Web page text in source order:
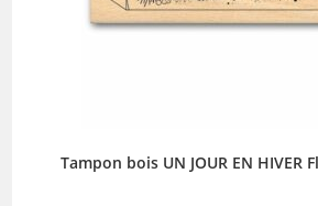
Tampon bois UN JOUR EN HIVER